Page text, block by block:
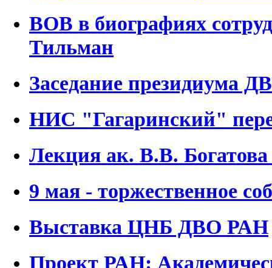
ВОВ в биографиях
Тильман
Заседание президиума
НИС "Гагаринский"
Лекция ак. В.В.
9 мая - торжественное
Выставка ЦНБ ДВО РАН
Проект РАН: